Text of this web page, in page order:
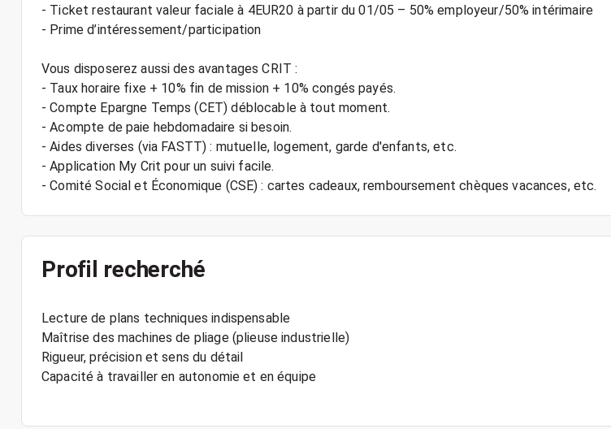
- Ticket restaurant valeur faciale à 4EUR20 à partir du 01/05 – 50% employeur/50% intérimaire
- Prime d’intéressement/participation
Vous disposerez aussi des avantages CRIT :
- Taux horaire fixe + 10% fin de mission + 10% congés payés.
- Compte Epargne Temps (CET) déblocable à tout moment.
- Acompte de paie hebdomadaire si besoin.
- Aides diverses (via FASTT) : mutuelle, logement, garde d'enfants, etc.
- Application My Crit pour un suivi facile.
Profil recherché
Lecture de plans techniques indispensable
Maîtrise des machines de pliage (plieuse industrielle)
Rigueur, précision et sens du détail
Capacité à travailler en autonomie et en équipe